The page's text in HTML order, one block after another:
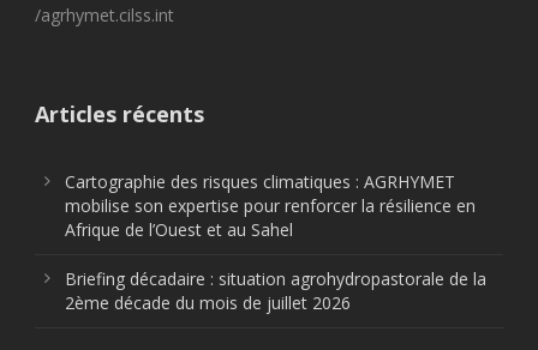
/agrhymet.cilss.int
Articles récents
Cartographie des risques climatiques : AGRHYMET
mobilise son expertise pour renforcer la résilience en
Afrique de l’Ouest et au Sahel
Briefing décadaire : situation agrohydropastorale de la
2ème décade du mois de juillet 2026